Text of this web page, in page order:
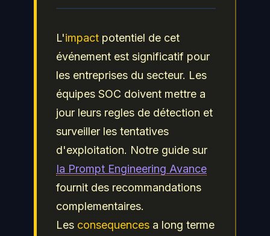
L'impact potentiel de cet
événement est significatif pour
les entreprises du secteur. Les
équipes SOC doivent mettre a
jour leurs regles de détection et
surveiller les tentatives
d'exploitation. Notre guide sur
Ia Prompt Engineering Avance
fournit des recommandations
complementaires.
Les consequences a long terme